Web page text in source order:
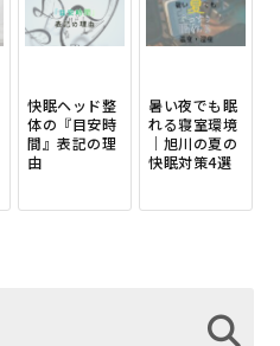
快眠ヘッド整
体の『目安時
間』表記の理
由
暑い夜でも眠
れる寝室環境
｜旭川の夏の
快眠対策4選